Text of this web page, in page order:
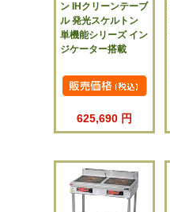
ン IHクリーンテーブ
ル 発光スケルトン
単機能シリーズ イン
ジケーター搭載
625,690 円